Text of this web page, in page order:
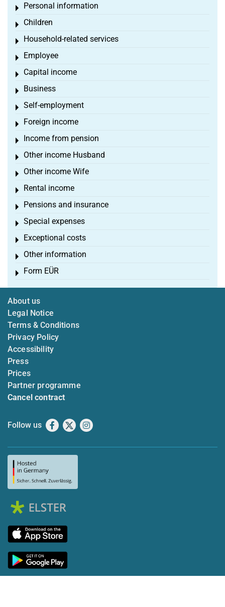
Personal information
Toggle menu
Children
Toggle menu
Household-related services
Toggle menu
Employee
Toggle menu
Capital income
Toggle menu
Business
Toggle menu
Self-employment
Toggle menu
Foreign income
Toggle menu
Income from pension
Toggle menu
Other income Husband
Toggle menu
Other income Wife
Toggle menu
Rental income
Toggle menu
Pensions and insurance
Toggle menu
Special expenses
Toggle menu
Exceptional costs
Toggle menu
Other information
Toggle menu
Form EÜR
Toggle menu
About us
Legal Notice
Terms & Conditions
Privacy Policy
Accessibility
Press
Prices
Partner programme
Cancel contract
Follow us Facebook
X Instagram